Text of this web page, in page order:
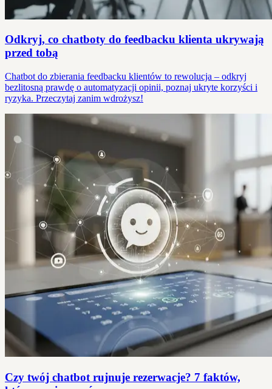
Odkryj, co chatboty do feedbacku klienta ukrywają
przed tobą
Chatbot do zbierania feedbacku klientów to rewolucja – odkryj
bezlitosną prawdę o automatyzacji opinii, poznaj ukryte korzyści i
ryzyka. Przeczytaj zanim wdrożysz!
Czy twój chatbot rujnuje rezerwacje? 7 faktów,